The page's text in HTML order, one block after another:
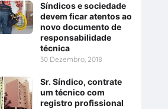
Síndicos e sociedade
devem ficar atentos ao
novo documento de
responsabilidade
técnica
30 Dezembro, 2018
Sr. Síndico, contrate
um técnico com
registro profissional